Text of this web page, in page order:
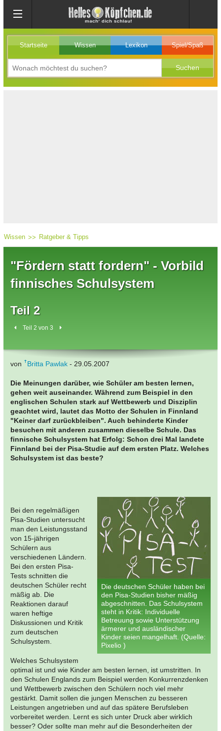
Startseite Wissen Lexikon Spiel/Spaß
Wissen Ratgeber & Tipps
"Fördern statt fordern" - Vorbild
finnisches Schulsystem
Teil 2
Teil 2 von 3
von Britta Pawlak - 29.05.2007
Die Meinungen darüber, wie Schüler am besten lernen,
gehen weit auseinander. Während zum Beispiel in den
englischen Schulen stark auf Wettbewerb und Disziplin
geachtet wird, lautet das Motto der Schulen in Finnland
"Keiner darf zurückbleiben". Auch behinderte Kinder
besuchen mit anderen zusammen dieselbe Schule. Das
finnische Schulsystem hat Erfolg: Schon drei Mal landete
Finnland bei der Pisa-Studie auf dem ersten Platz. Welches
Schulsystem ist das beste?
Die deutschen Schüler haben bei
den Pisa-Studien bisher mäßig
abgeschnitten. Das Schulsystem
steht in Kritik: Individuelle
Betreuung sowie Unterstützung
ärmerer und ausländischer
Kinder seien mangelhaft. (Quelle:
Pixelio )
Bei den regelmäßigen
Pisa-Studien untersucht
man den Leistungsstand
von 15-jährigen
Schülern aus
verschiedenen Ländern.
Bei den ersten Pisa-
Tests schnitten die
deutschen Schüler recht
mäßig ab. Die
Reaktionen darauf
waren heftige
Diskussionen und Kritik
zum deutschen
Schulsystem.
Welches Schulsystem
optimal ist und wie Kinder am besten lernen, ist umstritten. In
den Schulen Englands zum Beispiel werden Konkurrenzdenken
und Wettbewerb zwischen den Schülern noch viel mehr
gestärkt. Damit sollen die jungen Menschen zu besseren
Leistungen angetrieben und auf das spätere Berufsleben
vorbereitet werden. Lernt es sich unter Druck aber wirklich
besser? Oder sollte man mehr auf die Besonderheiten der